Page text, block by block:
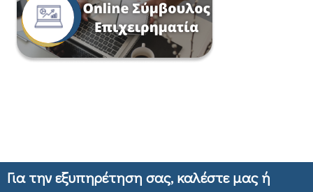
Για την εξυπηρέτηση σας, καλέστε μας ή